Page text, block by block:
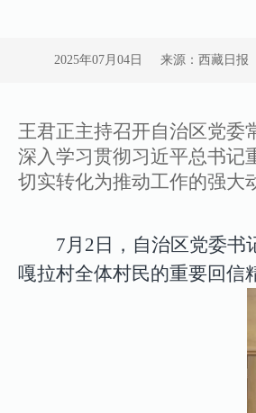
2025年07月04日 来源：西藏日报
王君正主持召开自治区党委
深入学习贯彻习近平总书记
切实转化为推动工作的强大
7月2日，自治区党委
嘎拉村全体村民的重要回信